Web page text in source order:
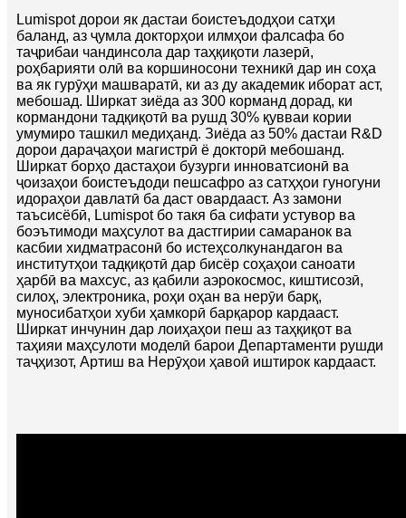
Lumispot дорои як дастаи боистеъдодҳои сатҳи
баланд, аз ҷумла докторҳои илмҳои фалсафа бо
таҷрибаи чандинсола дар таҳқиқоти лазерӣ,
роҳбарияти олӣ ва коршиносони техникӣ дар ин соҳа
ва як гурӯҳи машваратӣ, ки аз ду академик иборат аст,
мебошад. Ширкат зиёда аз 300 корманд дорад, ки
кормандони тадқиқотӣ ва рушд 30% қувваи кории
умумиро ташкил медиҳанд. Зиёда аз 50% дастаи R&D
дорои дараҷаҳои магистрӣ ё докторӣ мебошанд.
Ширкат борҳо дастаҳои бузурги инноватсионӣ ва
ҷоизаҳои боистеъдоди пешсафро аз сатҳҳои гуногуни
идораҳои давлатӣ ба даст овардааст. Аз замони
таъсисёбӣ, Lumispot бо такя ба сифати устувор ва
боэътимоди маҳсулот ва дастгирии самаранок ва
касбии хидматрасонӣ бо истеҳсолкунандагон ва
институтҳои тадқиқотӣ дар бисёр соҳаҳои саноати
ҳарбӣ ва махсус, аз қабили аэрокосмос, киштисозӣ,
силоҳ, электроника, роҳи оҳан ва нерӯи барқ,
муносибатҳои хуби ҳамкорӣ барқарор кардааст.
Ширкат инчунин дар лоиҳаҳои пеш аз таҳқиқот ва
таҳияи маҳсулоти моделӣ барои Департаменти рушди
таҷҳизот, Артиш ва Нерӯҳои ҳавоӣ иштирок кардааст.